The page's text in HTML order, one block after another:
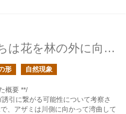
林縁のアザミたちは花を林の外に向ける
形 自然現象
概要 **/
引に繋がる可能性について考察さ
、アザミは川側に向かって湾曲して